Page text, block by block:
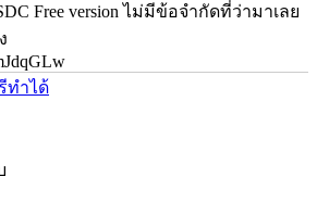
Free version ไม่มีข้อจำกัดที่ว่ามาเลย
ทำได้